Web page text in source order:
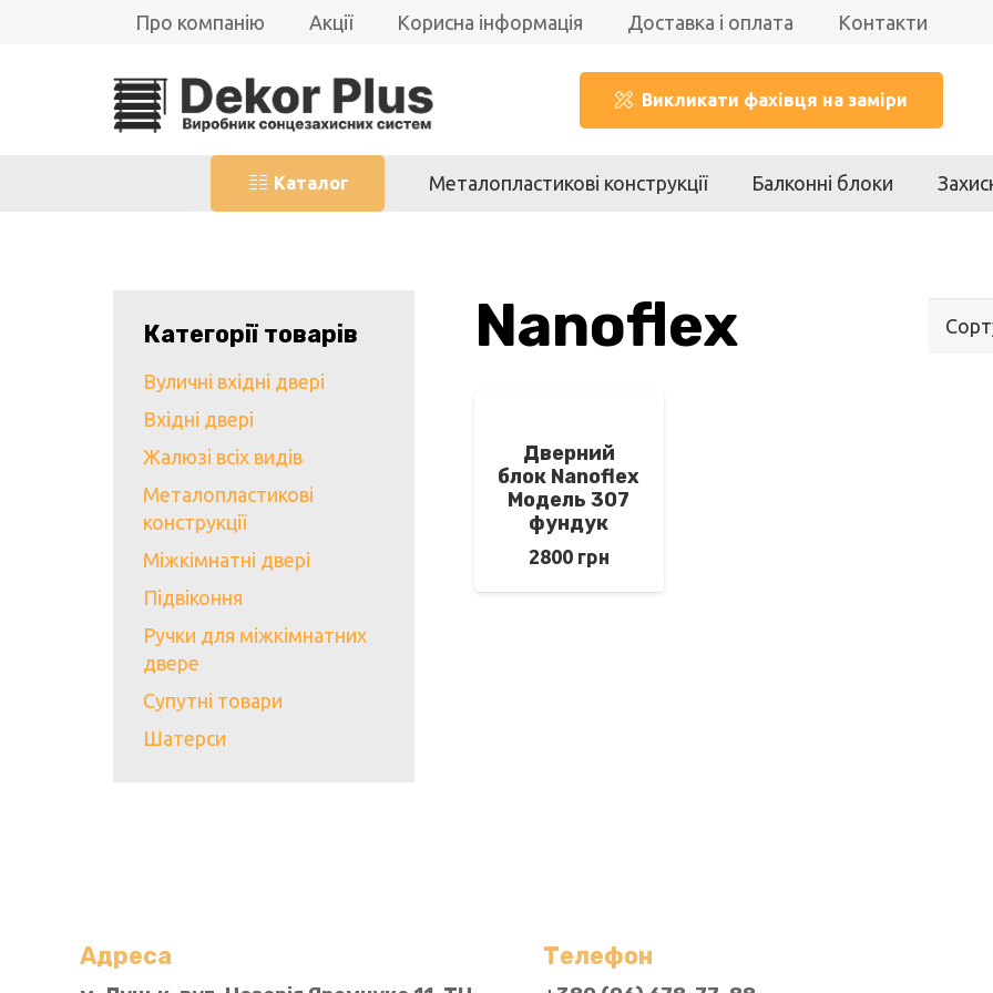
Про компанію Акції Корисна інформація Доставка і оплата Контакти
Викликати фахівця на заміри
Каталог Металопластикові конструкції Балконні блоки
Категорії товарів
Вуличні вхідні двері
Вхідні двері
Жалюзі всіх видів
Металопластикові
конструкції
Міжкімнатні двері
Підвіконня
Ручки для міжкімнатних
двере
Супутні товари
Шатерси
Nanoflex
Дверний
блок Nanoflex
Модель 307
фундук
2800 грн
Адреса Телефон